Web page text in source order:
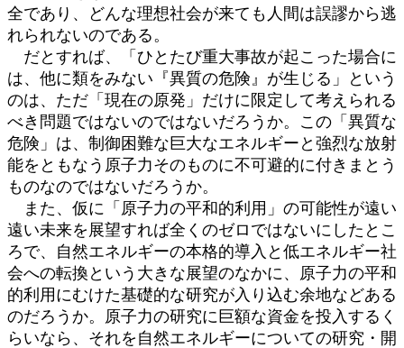
全であり、どんな理想社会が来ても人間は誤謬から逃
れられないのである。
だとすれば、「ひとたび重大事故が起こった場合に
は、他に類をみない『異質の危険』が生じる」という
のは、ただ「現在の原発」だけに限定して考えられる
べき問題ではないのではないだろうか。この「異質な
危険」は、制御困難な巨大なエネルギーと強烈な放射
能をともなう原子力そのものに不可避的に付きまとう
ものなのではないだろうか。
また、仮に「原子力の平和的利用」の可能性が遠い
遠い未来を展望すれば全くのゼロではないにしたとこ
ろで、自然エネルギーの本格的導入と低エネルギー社
会への転換という大きな展望のなかに、原子力の平和
的利用にむけた基礎的な研究が入り込む余地などある
のだろうか。原子力の研究に巨額な資金を投入するく
らいなら、それを自然エネルギーについての研究・開